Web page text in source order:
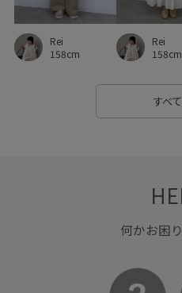
トレンド感 ドット柄 ニ
バイカラー バランスが良い
ブラウス
ベーシックカラー
快適 快適
Rei
158cm
Rei
158cm
すべ
何かお困